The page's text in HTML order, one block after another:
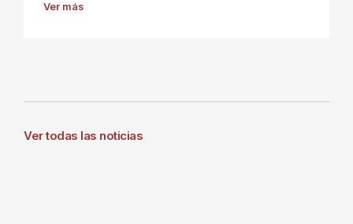
Ver más
Ver todas las noticias